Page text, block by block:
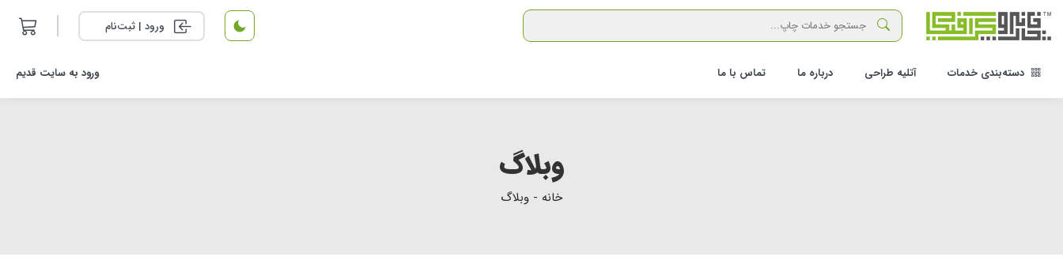
ورود | ثبت‌نام
دسته‌بندی خدمات آتلیه طراحی درباره ما تماس با ما ورود به سایت قدیم
وبلاگ
خانه - وبلاگ